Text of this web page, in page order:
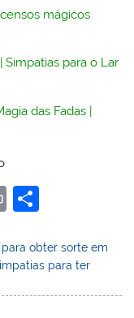
mágicos
|Simpatias para o Lar
das Fadas |
Pr
t
ar
e
obter sorte em
para ter